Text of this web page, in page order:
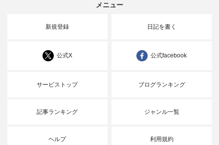
メニュー
新規登録 日記を書く
公式X 公式facebook
サービストップ ブログランキング
記事ランキング ジャンル一覧
ヘルプ 利用規約